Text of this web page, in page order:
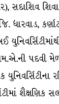
સદાશિવ
ધારવાડ,
પદવી
યુનિવર્સિટીના
શૈક્ષણિક